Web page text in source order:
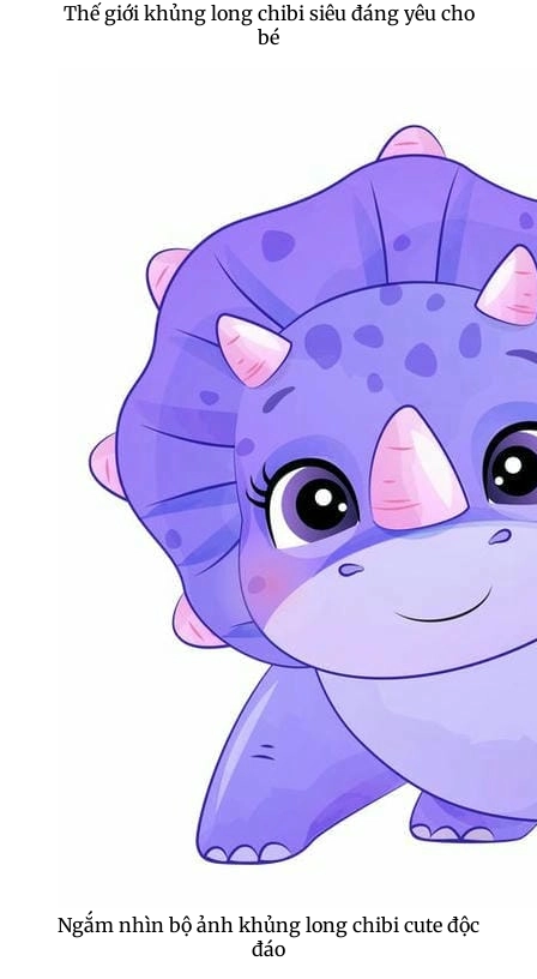
Thế giới khủng long chibi siêu đáng yêu cho
bé
Ngắm nhìn bộ ảnh khủng long chibi cute độc
đáo